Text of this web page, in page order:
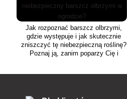
Jak rozpoznać barszcz olbrzymi,
gdzie występuje i jak skutecznie
zniszczyć tę niebezpieczną roślinę?
Poznaj ją, zanim poparzy Cię i